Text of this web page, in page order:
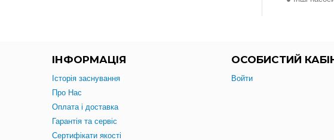
ІНФОРМАЦІЯ
Історія заснування
Про Нас
Оплата і доставка
Гарантія та сервіс
Сертифікати якості
ОСОБИСТИЙ
Войти